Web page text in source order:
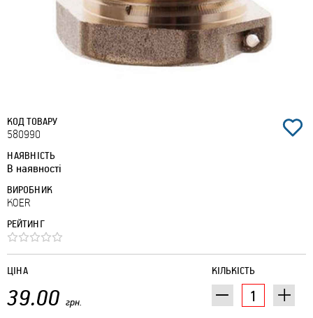
КОД ТОВАРУ
580990
НАЯВНІСТЬ
В наявності
ВИРОБНИК
KOER
РЕЙТИНГ
КІЛЬКІСТЬ
ЦІНА
39.00 грн.